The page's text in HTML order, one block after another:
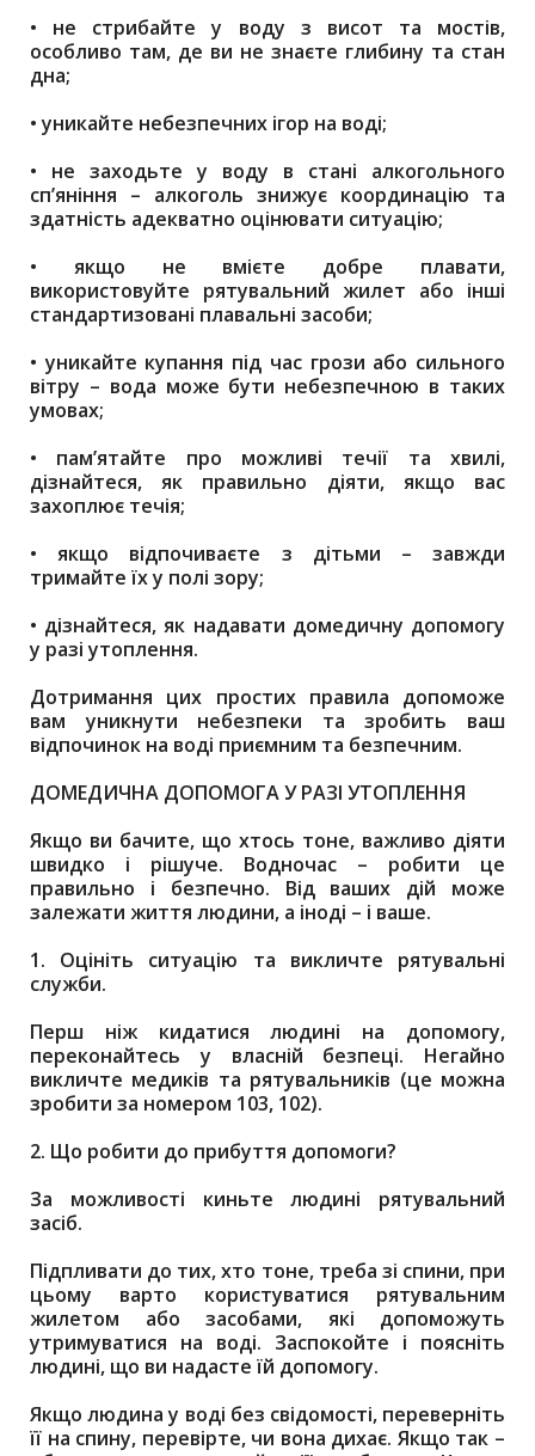
•
не стрибайте у воду з висот та мостів,
особливо там, де ви не знаєте глибину та стан
дна;
• уникайте небезпечних ігор на воді;
•
не заходьте у воду в стані алкогольного
спʼяніння – алкоголь знижує координацію та
здатність адекватно оцінювати ситуацію;
•
якщо не вмієте добре плавати,
використовуйте рятувальний жилет або інші
стандартизовані плавальні засоби;
• уникайте купання під час грози або сильного
вітру – вода може бути небезпечною в таких
умовах;
•
памʼятайте про можливі течії та хвилі,
дізнайтеся, як правильно діяти, якщо вас
захоплює течія;
•
якщо відпочиваєте з дітьми – завжди
тримайте їх у полі зору;
• дізнайтеся, як надавати домедичну допомогу
у разі утоплення.
Дотримання цих простих правила допоможе
вам уникнути небезпеки та зробить ваш
відпочинок на воді приємним та безпечним.
ДОМЕДИЧНА ДОПОМОГА У РАЗІ УТОПЛЕННЯ
Якщо ви бачите, що хтось тоне, важливо діяти
швидко і рішуче. Водночас – робити це
правильно і безпечно. Від ваших дій може
залежати життя людини, а іноді – і ваше.
1. Оцініть ситуацію та викличте рятувальні
служби.
Перш ніж кидатися людині на допомогу,
переконайтесь у власній безпеці. Негайно
викличте медиків та рятувальників (це можна
зробити за номером 103, 102).
2. Що робити до прибуття допомоги?
За можливості киньте людині рятувальний
засіб.
Підпливати до тих, хто тоне, треба зі спини, при
цьому варто користуватися рятувальним
жилетом або засобами, які допоможуть
утримуватися на воді. Заспокойте і поясніть
людині, що ви надасте їй допомогу.
Якщо людина у воді без свідомості, переверніть
її на спину, перевірте, чи вона дихає. Якщо так –